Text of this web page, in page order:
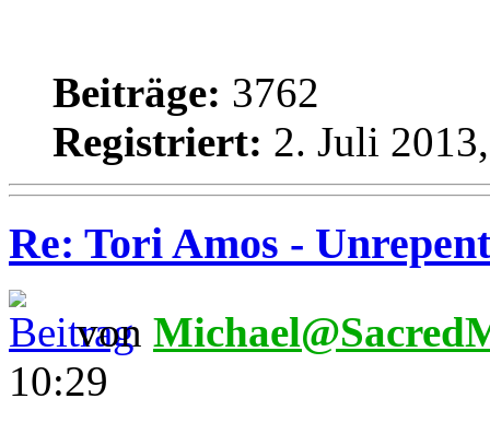
Beiträge: 3762
Registriert: 2. Juli
Re: Tori Amos -
von
10:29